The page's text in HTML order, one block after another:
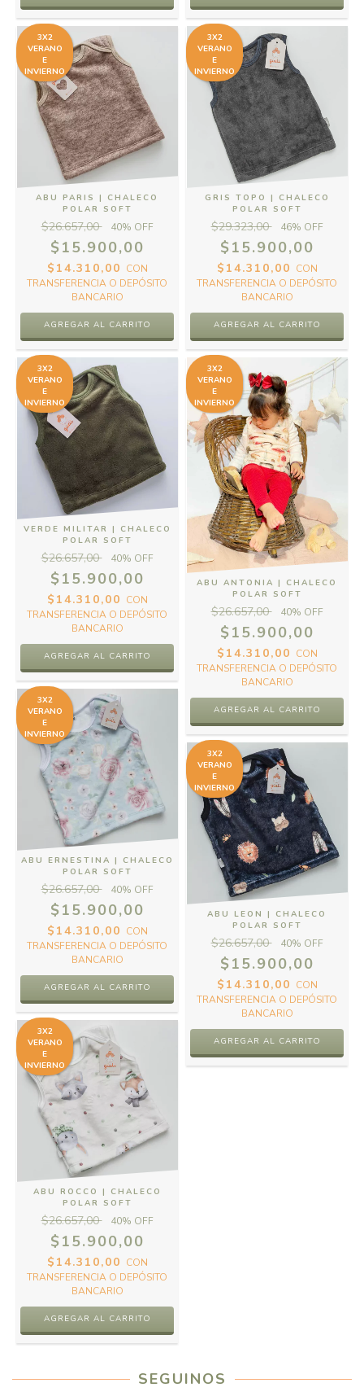
3X2
VERANO
E
INVIERNO
ABU PARIS | CHALECO
POLAR SOFT
$26.657,00 40% OFF
$15.900,00
$14.310,00 CON
TRANSFERENCIA O DEPÓSITO
BANCARIO
AGREGAR AL CARRITO
3X2
VERANO
E
INVIERNO
GRIS TOPO | CHALECO
POLAR SOFT
$29.323,00 46% OFF
$15.900,00
$14.310,00 CON
TRANSFERENCIA O DEPÓSITO
BANCARIO
AGREGAR AL CARRITO
3X2
VERANO
E
INVIERNO
VERDE MILITAR | CHALECO
POLAR SOFT
$26.657,00 40% OFF
$15.900,00
$14.310,00 CON
TRANSFERENCIA O DEPÓSITO
BANCARIO
AGREGAR AL CARRITO
3X2
VERANO
E
INVIERNO
ABU ANTONIA | CHALECO
POLAR SOFT
$26.657,00 40% OFF
$15.900,00
$14.310,00 CON
TRANSFERENCIA O DEPÓSITO
BANCARIO
AGREGAR AL CARRITO
3X2
VERANO
E
INVIERNO
ABU ERNESTINA | CHALECO
POLAR SOFT
$26.657,00 40% OFF
$15.900,00
$14.310,00 CON
TRANSFERENCIA O DEPÓSITO
BANCARIO
AGREGAR AL CARRITO
3X2
VERANO
E
INVIERNO
ABU LEON | CHALECO
POLAR SOFT
$26.657,00 40% OFF
$15.900,00
$14.310,00 CON
TRANSFERENCIA O DEPÓSITO
BANCARIO
AGREGAR AL CARRITO
3X2
VERANO
E
INVIERNO
ABU ROCCO | CHALECO
POLAR SOFT
$26.657,00 40% OFF
$15.900,00
$14.310,00 CON
TRANSFERENCIA O DEPÓSITO
BANCARIO
AGREGAR AL CARRITO
SEGUINOS